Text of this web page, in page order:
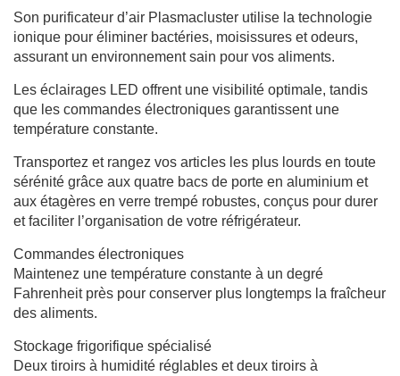
Son purificateur d’air Plasmacluster utilise la technologie
ionique pour éliminer bactéries, moisissures et odeurs,
assurant un environnement sain pour vos aliments.
Les éclairages LED offrent une visibilité optimale, tandis
que les commandes électroniques garantissent une
température constante.
Transportez et rangez vos articles les plus lourds en toute
sérénité grâce aux quatre bacs de porte en aluminium et
aux étagères en verre trempé robustes, conçus pour durer
et faciliter l’organisation de votre réfrigérateur.
Commandes électroniques
Maintenez une température constante à un degré
Fahrenheit près pour conserver plus longtemps la fraîcheur
des aliments.
Stockage frigorifique spécialisé
Deux tiroirs à humidité réglables et deux tiroirs à